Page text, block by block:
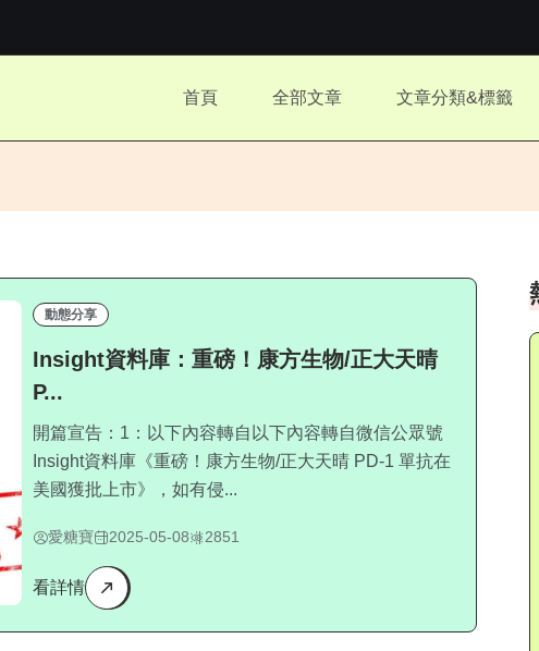
樣的...
...
首頁 全部文章 文章分類&標籤
動態分享
Insight資料庫：重磅！康方生物/正大天晴
P...
開篇宣告：1：以下內容轉自以下內容轉自微信公眾號
Insight資料庫《重磅！康方生物/正大天晴 PD-1 單抗在
美國獲批上市》，如有侵...
愛糖寶 2025-05-08 2851
看詳情